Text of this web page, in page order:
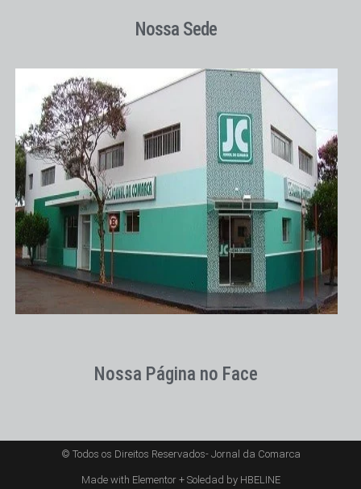
Nossa Sede
Nossa Página no Face
© Todos os Direitos Reservados- Jornal da Comarca
Made with Elementor + Soledad by HBELINE